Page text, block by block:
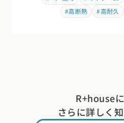
施工事例や
仕様・デザインの解説を
まとめてお届け